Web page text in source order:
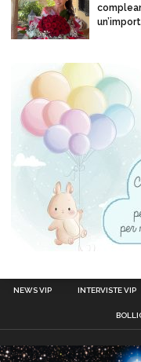
NEWS VIP INTERVISTE VIP